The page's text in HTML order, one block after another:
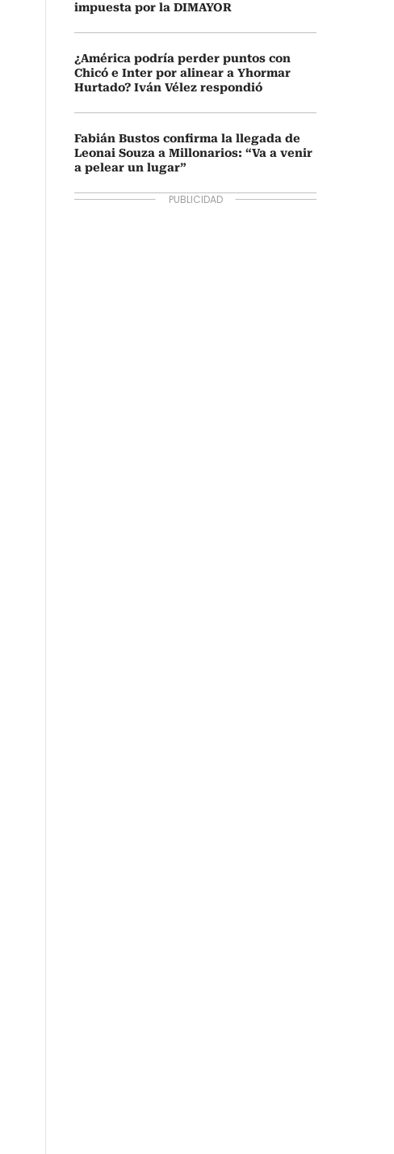
impuesta por la DIMAYOR
¿América podría perder puntos con
Chicó e Inter por alinear a Yhormar
Hurtado? Iván Vélez respondió
Fabián Bustos confirma la llegada de
Leonai Souza a Millonarios: “Va a venir
a pelear un lugar”